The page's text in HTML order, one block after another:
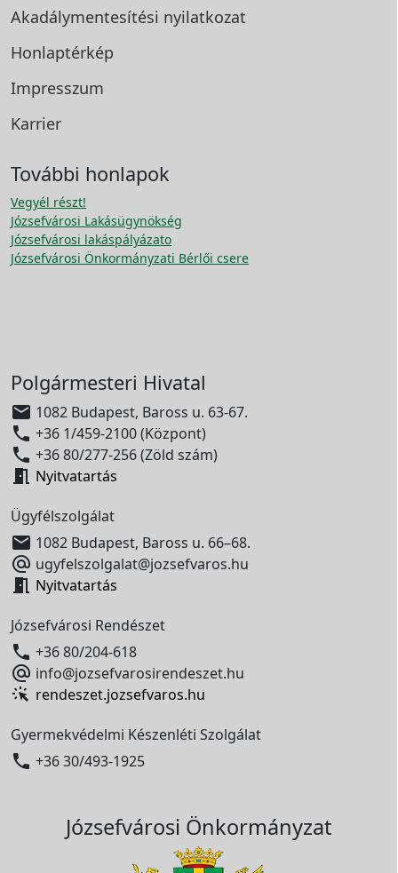
Akadálymentesítési nyilatkozat
Honlaptérkép
Impresszum
Karrier
További honlapok
Vegyél részt!
Józsefvárosi Lakásügynökség
Józsefvárosi lakáspályázato
Józsefvárosi Önkormányzati Bérlői csere
Polgármesteri Hivatal
 1082 Budapest, Baross u. 63-67.
 +36 1/459-2100 (Központ)
 +36 80/277-256 (Zöld szám)
 Nyitvatartás
Ügyfélszolgálat
 1082 Budapest, Baross u. 66–68.
 ugyfelszolgalat@jozsefvaros.hu
 Nyitvatartás
Józsefvárosi Rendészet
 +36 80/204-618
 info@jozsefvarosirendeszet.hu
rendeszet.jozsefvaros.hu
Gyermekvédelmi Készenléti Szolgálat
 +36 30/493-1925
Józsefvárosi Önkormányzat